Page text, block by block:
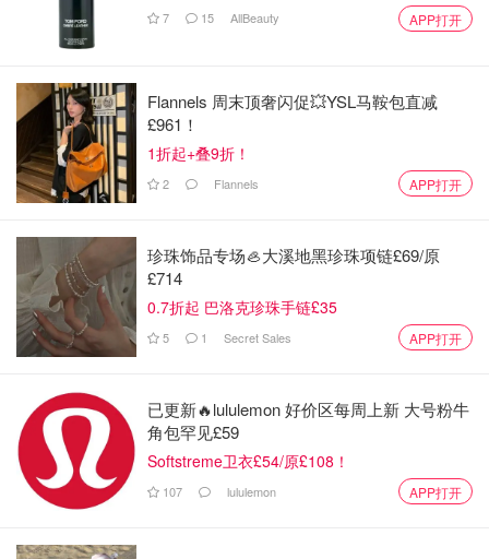
7 15 AllBeauty APP打开
Flannels 周末顶奢闪促💥YSL马鞍包直减
£961！
1折起+叠9折！
2 Flannels APP打开
珍珠饰品专场🦪大溪地黑珍珠项链£69/原
£714
0.7折起 巴洛克珍珠手链£35
5 1 Secret Sales APP打开
已更新🔥lululemon 好价区每周上新 大号粉牛
角包罕见£59
Softstreme卫衣£54/原£108！
107 lululemon APP打开